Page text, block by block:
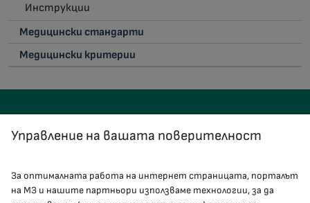
Инструкции
Медицински стандарти
Медицински критерии
КОНТАКТИ
Управление на вашата поверителност
За оптималната работа на интернет страницата, порталът
на МЗ и нашите партньори използваме технологии, за да